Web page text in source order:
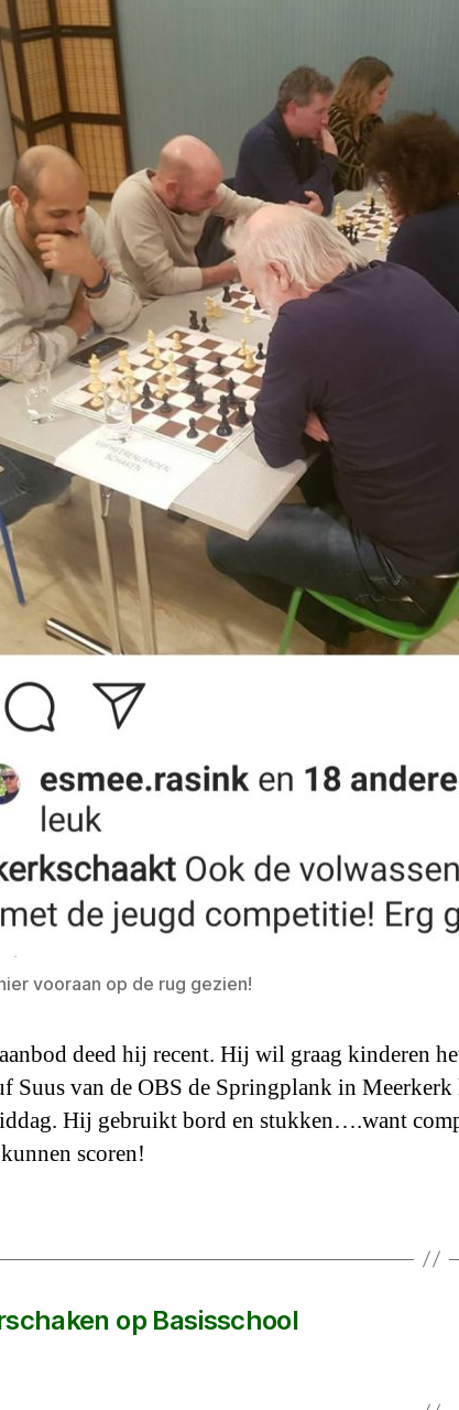
vooraan op de rug gezien!
deed hij recent. Hij wil graag kinderen
Suus van de OBS de Springplank in
Hij gebruikt bord en stukken….want
scoren!
op Basisschool